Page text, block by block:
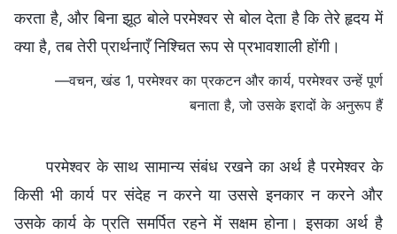
करता है, और बिना झूठ बोले परमेश्वर से बोल देता है कि तेरे हृदय में
क्या है, तब तेरी प्रार्थनाएँ निश्चित रूप से प्रभावशाली होंगी।
—वचन, खंड 1, परमेश्वर का प्रकटन और कार्य, परमेश्वर उन्हें पूर्ण
बनाता है, जो उसके इरादों के अनुरूप हैं
परमेश्वर के साथ सामान्य संबंध रखने का अर्थ है परमेश्वर के
किसी भी कार्य पर संदेह न करने या उससे इनकार न करने और
उसके कार्य के प्रति समर्पित रहने में सक्षम होना। इसका अर्थ है